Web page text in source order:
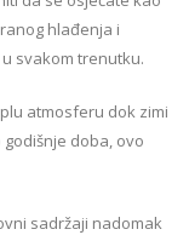
hlađenja i
svakom trenutku.
atmosferu dok zimi
doba, ovo
sadržaji nadomak